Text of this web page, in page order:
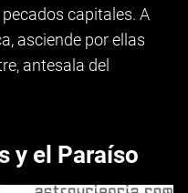
capitales. A
asciende por ellas
antesala del
y el Paraíso